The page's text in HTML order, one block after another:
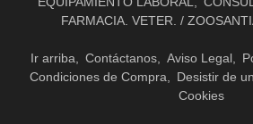
FARMACIA. VETER. /
Ir arriba Contáctanos Aviso Legal
Condiciones de Compra
Desistir de
Cookies